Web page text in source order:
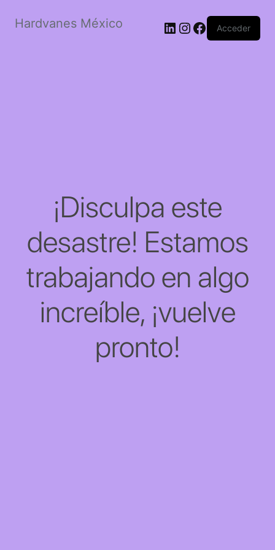
Hardvanes México LinkedIn
Instagram
Facebook
Acceder
¡Disculpa este
desastre! Estamos
trabajando en algo
increíble, ¡vuelve
pronto!